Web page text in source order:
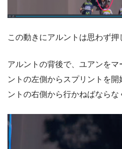
この動きにアルントは思わず押
アルントの背後で、ユアンを
ントの左側からスプリントを
ントの右側から行かねばならな